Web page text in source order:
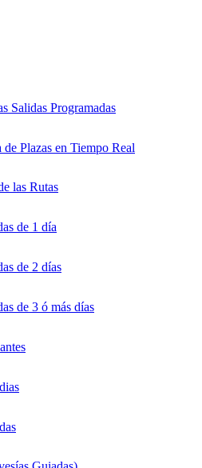
Salidas Programadas
de Plazas en Tiempo Real
las Rutas
de 1 día
de 2 días
de 3 ó más días